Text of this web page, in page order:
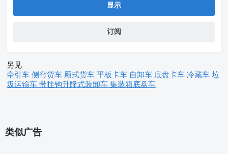
显示
订阅
另见
牵引车 侧帘货车 厢式货车 平板卡车 自卸车 底盘卡车 冷藏车 垃
圾运输车 带挂钩升降式装卸车 集装箱底盘车
类似广告